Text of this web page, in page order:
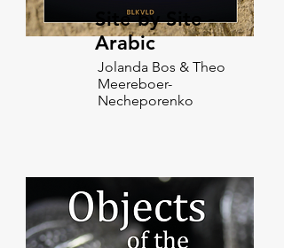
Site by Site -
Arabic
Jolanda Bos & Theo
Meereboer-
Necheporenko